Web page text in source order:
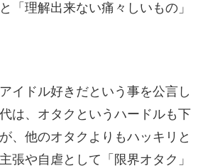
「理解出来ない痛々しいもの」
イドル好きだという事を公言し
は、オタクというハードルも下
、他のオタクよりもハッキリと
張や自虐として「限界オタク」